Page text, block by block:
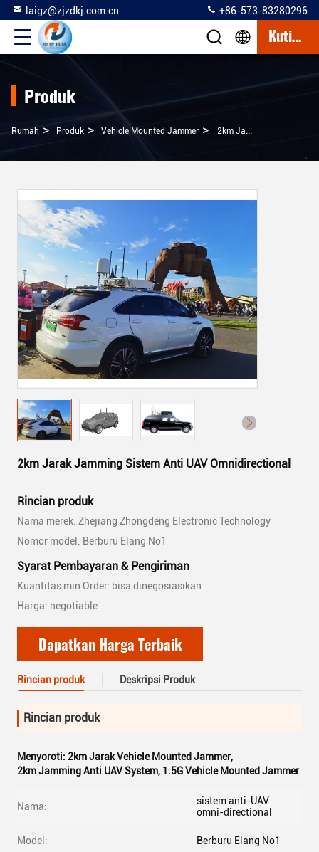
laigz@zjzdkj.com.cn +86-573-83280296
Kutipan
Produk
Rumah > Produk > Vehicle Mounted Jammer > 2km Jarak Jamming Sistem Anti UAV Omnidirectional
2km Jarak Jamming Sistem Anti UAV Omnidirectional
Rincian produk
Nama merek: Zhejiang Zhongdeng Electronic Technology
Nomor model: Berburu Elang No1
Syarat Pembayaran & Pengiriman
Kuantitas min Order: bisa dinegosiasikan
Harga: negotiable
Dapatkan Harga Terbaik
Rincian produk Deskripsi Produk
Rincian produk
Menyoroti: 2km Jarak Vehicle Mounted Jammer,
2km Jamming Anti UAV System, 1.5G Vehicle Mounted Jammer
Nama:
sistem anti-UAV
omni-directional
Model: Berburu Elang No1